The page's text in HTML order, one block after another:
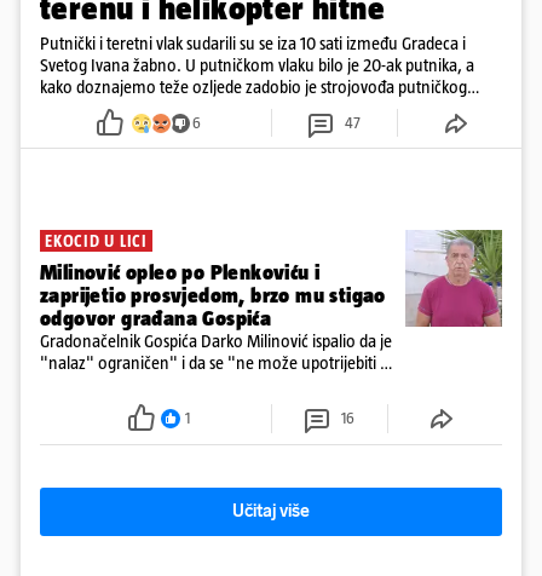
terenu i helikopter hitne
Putnički i teretni vlak sudarili su se iza 10 sati između Gradeca i
Svetog Ivana žabno. U putničkom vlaku bilo je 20-ak putnika, a
kako doznajemo teže ozljede zadobio je strojovođa putničkog
vlaka. Zatvoren je promet, a fotoreporteri Prigorskog objavili su
prve snimke s mjesta sudara
6 47
EKOCID U LICI
Milinović opleo po Plenkoviću i
zaprijetio prosvjedom, brzo mu stigao
odgovor građana Gospića
Gradonačelnik Gospića Darko Milinović ispalio da je
"nalaz" ograničen" i da se "ne može upotrijebiti za
ga je naručio Uskok i da je dio spisa
1 16
Učitaj više